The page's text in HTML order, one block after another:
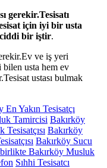
gerekir.Tesisatı
için iyi bir usta
ciddi bir iştir.
ve iş yeri
bilen usta hem ev
ustası bulmak
En Yakın Tesisatçı
Tamircisi Bakırköy
Bakırköy
Bakırköy Sucu
Bakırköy Musluk
Sıhhi Tesisatcı